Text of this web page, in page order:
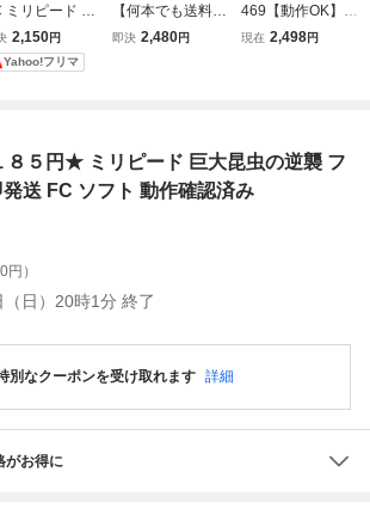
ミリピード 巨
虫の逆襲 ファ
ン ソフトのみ
Pede ATARI
2,150円
Yahoo!フリマ
【何本でも送料23
0円！出品多数】
即決 2,480円
469【動作OK】
ミリピード 巨大昆
現在 2,498円
５円★ ミリピード 巨大昆虫の逆襲 フ
送 FC ソフト 動作確認済み
円）
（日）20時1分 終了
別なクーポンを受け取れます 詳細
がお得に